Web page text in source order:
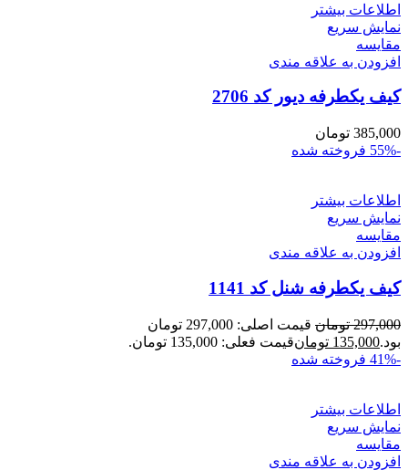
اطلاعات بیشتر
نمایش سریع
مقايسه
افزودن به علاقه مندی
کیف یکطرفه دیور کد 2706
385,000 تومان
-55%
فروخته شده
اطلاعات بیشتر
نمایش سریع
مقايسه
افزودن به علاقه مندی
کیف یکطرفه شنل کد 1141
297,000 تومان
قیمت اصلی: 297,000 تومان
بود.135,000 تومانقیمت فعلی: 135,000 تومان.
-41%
فروخته شده
اطلاعات بیشتر
نمایش سریع
مقايسه
افزودن به علاقه مندی